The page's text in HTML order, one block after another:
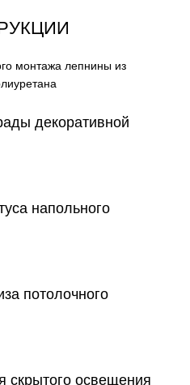
монтажа лепнины из
декоративной
напольного
потолочного
скрытого освещения